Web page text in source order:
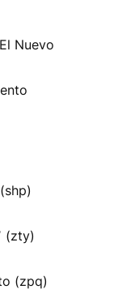
Nuevo
(zty)
(zpq)